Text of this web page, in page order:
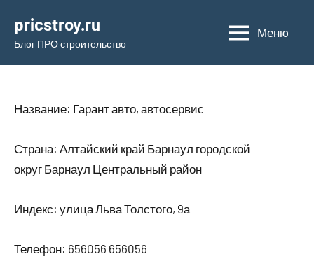
содержимому
pricstroy.ru
Блог ПРО строительство
Меню
Название: Гарант авто, автосервис
Страна: Алтайский край Барнаул городской
округ Барнаул Центральный район
Индекс: улица Льва Толстого, 9а
Телефон: 656056 656056